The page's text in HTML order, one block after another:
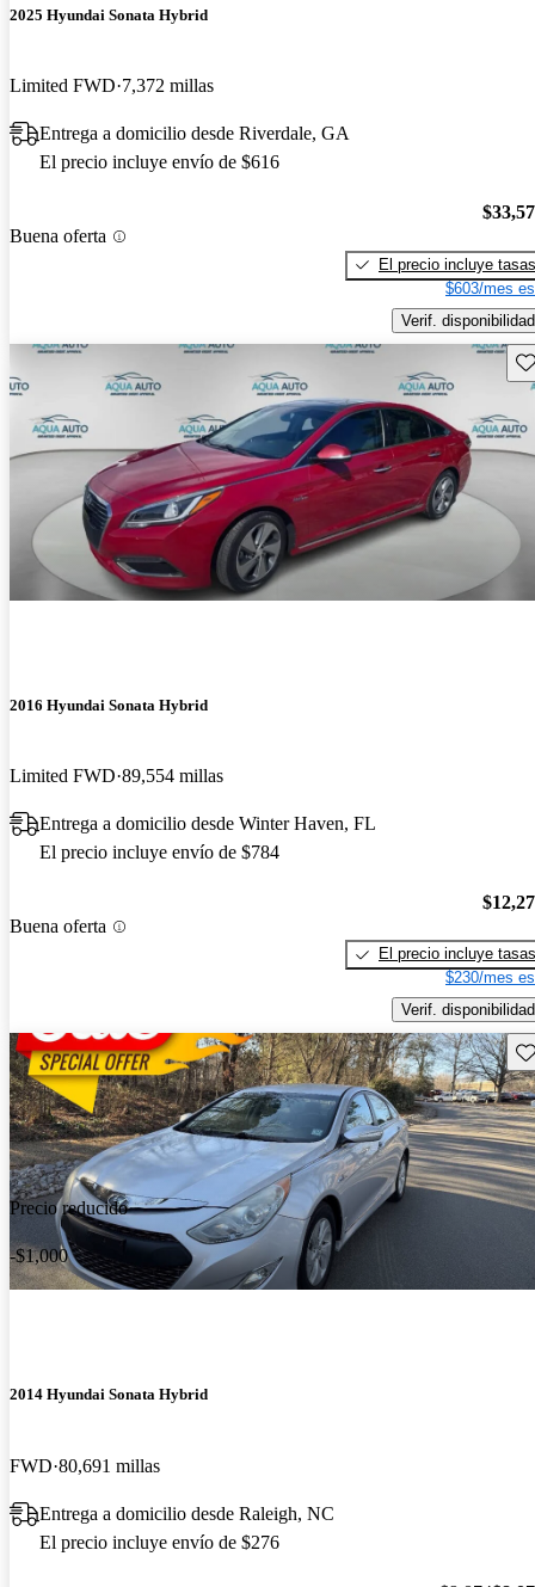
2025 Hyundai Sonata Hybrid
Limited FWD 7,372 millas
Entrega a domicilio desde Riverdale, GA
El precio incluye envío de $616
Buena oferta
El precio incluye tasas
$603/mes
Verif. disponibilidad
2016 Hyundai Sonata Hybrid
Limited FWD 89,554 millas
Entrega a domicilio desde Winter Haven, FL
El precio incluye envío de $784
Buena oferta
El precio incluye tasas
$230/mes
Verif. disponibilidad
Precio reducido
-$1,000
2014 Hyundai Sonata Hybrid
FWD 80,691 millas
Entrega a domicilio desde Raleigh, NC
El precio incluye envío de $276